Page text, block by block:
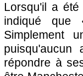
Lorsqu'il a
indiqué que
Simplement
répondre à